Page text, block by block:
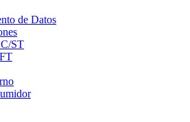
de Datos
in
ST
new
window
in
Opens